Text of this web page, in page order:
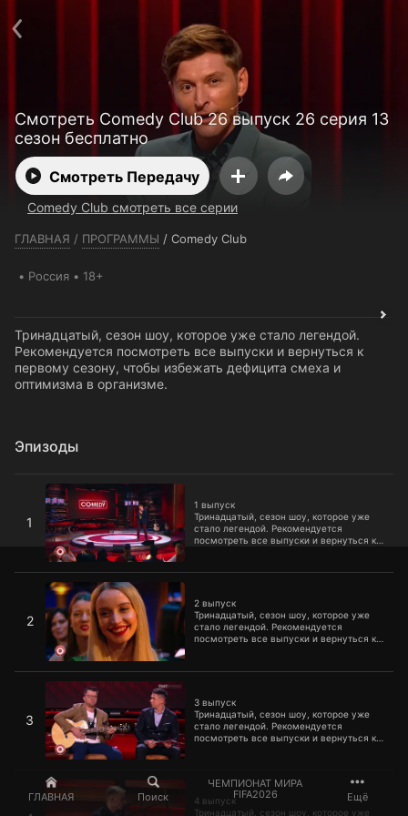
ГЛАВНАЯ Поиск
ЧЕМПИОНАТ МИРА
FIFA2026
Ещё
Смотреть Comedy Club 26 выпуск 26 серия 13
сезон бесплатно
Смотреть Передачу
Comedy Club смотреть все серии
ГЛАВНАЯ / ПРОГРАММЫ / Comedy Club
Россия 18+
Тринадцатый, сезон шоу, которое уже стало легендой.
Рекомендуется посмотреть все выпуски и вернуться к
первому сезону, чтобы избежать дефицита смеха и
оптимизма в организме.
Эпизоды
1
1 выпуск
Тринадцатый, сезон шоу, которое уже
стало легендой. Рекомендуется
посмотреть все выпуски и вернуться к
организме.
2
2 выпуск
Тринадцатый, сезон шоу, которое уже
стало легендой. Рекомендуется
посмотреть все выпуски и вернуться к
организме.
2 выпуск
3
3 выпуск
Тринадцатый, сезон шоу, которое уже
стало легендой. Рекомендуется
посмотреть все выпуски и вернуться к
3 выпуск
4 выпуск
Тринадцатый, сезон шоу, которое уже
4 выпуск
Пользовательское соглашение
Политика конфиденциальности
Открыть приложение